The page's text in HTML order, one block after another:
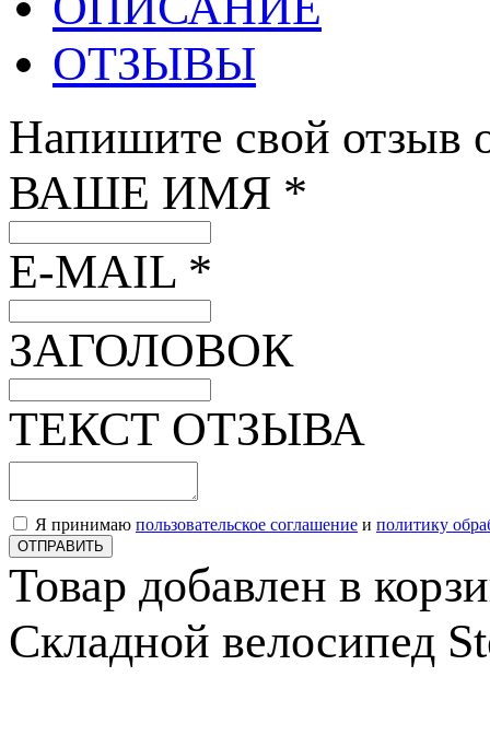
ОТЗЫВЫ
Напишите свой отзыв
ВАШЕ ИМЯ *
E-MAIL *
ЗАГОЛОВОК
ТЕКСТ ОТЗЫВА
Я принимаю пользовательское соглашение и политику
ОТПРАВИТЬ
Товар добавлен в
Складной велосипед